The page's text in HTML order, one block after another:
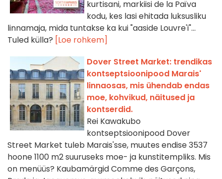
kurtisani, markiisi de la Païva
kodu, kes lasi ehitada luksusliku
linnamaja, mida tuntakse ka kui "aaside Louvre'i"...
Tuled külla? [Loe rohkem]
Dover Street Market: trendikas
kontseptsioonipood Marais'
linnaosas, mis ühendab endas
moe, kohvikud, näitused ja
kontserdid.
Rei Kawakubo
kontseptsioonipood Dover
Street Market tuleb Marais'sse, muutes endise 3537
hoone 1100 m2 suuruseks moe- ja kunstitempliks. Mis
on menüüs? Kaubamärgid Comme des Garçons,